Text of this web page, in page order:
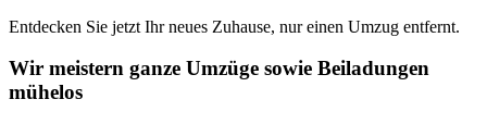
Entdecken Sie jetzt Ihr neues Zuhause, nur einen Umzug entfernt.
Wir meistern ganze Umzüge sowie Beiladungen
mühelos